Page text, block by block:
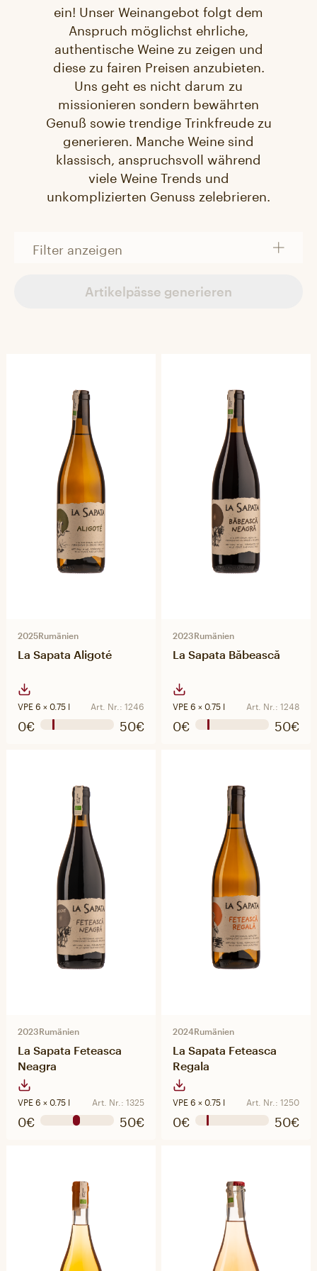
ein! Unser Weinangebot folgt dem
Anspruch möglichst ehrliche,
authentische Weine zu zeigen und
diese zu fairen Preisen anzubieten.
Uns geht es nicht darum zu
missionieren sondern bewährten
Genuß sowie trendige Trinkfreude zu
generieren. Manche Weine sind
klassisch, anspruchsvoll während
viele Weine Trends und
unkomplizierten Genuss zelebrieren.
Filter anzeigen
Artikelpässe generieren
2025Rumänien
La Sapata Aligoté
VPE 6 × 0.75 l Art. Nr.: 1246
0€ 50€
2023Rumänien
La Sapata Băbească
VPE 6 × 0.75 l Art. Nr.: 1248
0€ 50€
2023Rumänien
La Sapata Feteasca
Neagra
VPE 6 × 0.75 l Art. Nr.: 1325
0€ 50€
2024Rumänien
La Sapata Feteasca
Regala
VPE 6 × 0.75 l Art. Nr.: 1250
0€ 50€